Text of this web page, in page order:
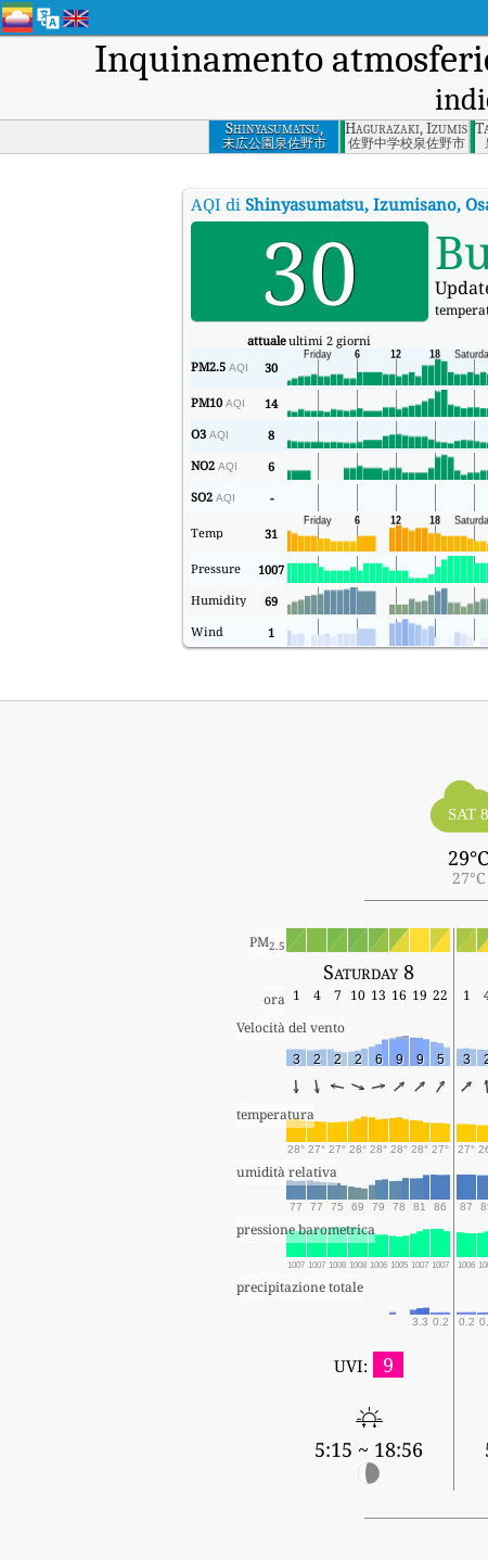
Inquinamento
Shinyasumatsu,
Izumisano, Osaka
Prefecture
末広公園泉佐野市
Hagurazaki,
佐野中学校泉佐野市
AQI di Shinyasumatsu, Izumisano,
30
attualeultimi 2 giorni
PM2.5 AQI 30
PM10 AQI 14
O3 AQI 8
NO2 AQI 6
SO2 AQI -
Temp 31
Pressure 1007
Humidity
69
Wind
1
SAT 8
29°C
27°C
PM2.5
Saturday 8
ora 1 4 7 10 13 16 19 22 1
Velocità del vento
3 2 2 2 6 9 9 5 3
temperatura
28° 27° 27° 28° 28° 28° 28° 27° 27°
umidità relativa
77 77 75 69 79 78 81 86 87
pressione barometrica
1007 1007 1008 1008 1006 1005 1007 1007 1006
precipitazione totale
3.3 0.2 0.2
UVI: 9
5:15 ~ 18:56